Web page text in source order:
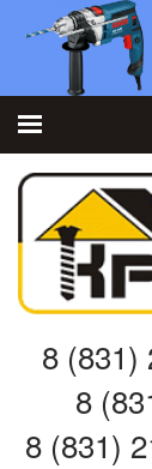
8 (831)
8
8 (831)